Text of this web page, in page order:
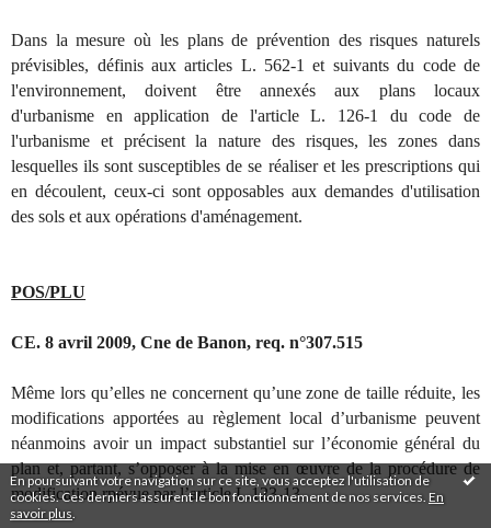
En poursuivant votre navigation sur ce site, vous acceptez l'utilisation de
cookies. Ces derniers assurent le bon fonctionnement de nos services. En
savoir plus
Dans la mesure où les plans de prévention des risques naturels
prévisibles, définis aux articles L. 562-1 et suivants du code de
l'environnement, doivent être annexés aux plans locaux
d'urbanisme en application de l'article L. 126-1 du code de
l'urbanisme et précisent la nature des risques, les zones dans
lesquelles ils sont susceptibles de se réaliser et les prescriptions qui
en découlent, ceux-ci sont opposables aux demandes d'utilisation
des sols et aux opérations d'aménagement.
POS/PLU
CE. 8 avril 2009, Cne de Banon, req. n°307.515
Même lors qu’elles ne concernent qu’une zone de taille réduite, les
modifications apportées au règlement local d’urbanisme peuvent
néanmoins avoir un impact substantiel sur l’économie général du
plan et, partant, s’opposer à la mise en œuvre de la procédure de
modification rpévue par l’article L.123-13.